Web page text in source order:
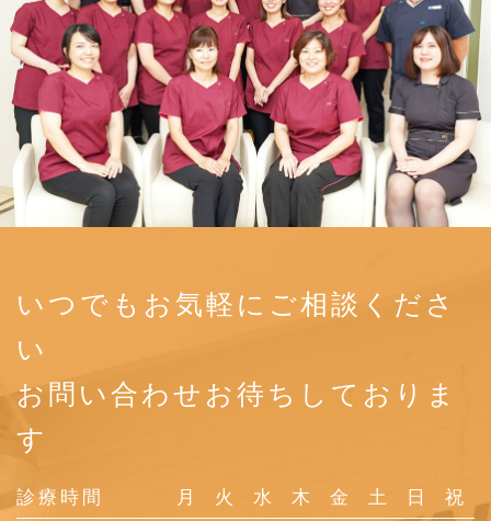
いつでもお気軽にご相談くださ
い
お問い合わせお待ちしておりま
す
診療時間 月 火 水 木 金 土 日 祝